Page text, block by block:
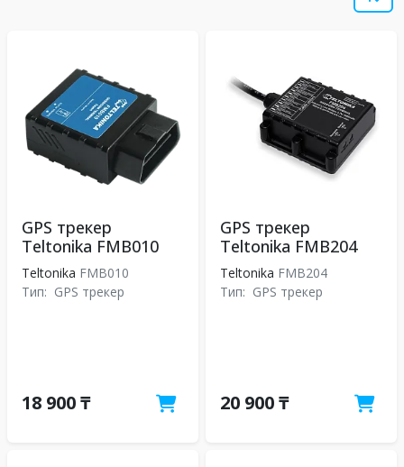
GPS трекер
Teltonika FMB010
Teltonika FMB010
Тип: GPS трекер
18 900 ₸
GPS трекер
Teltonika FMB204
Teltonika FMB204
Тип: GPS трекер
20 900 ₸